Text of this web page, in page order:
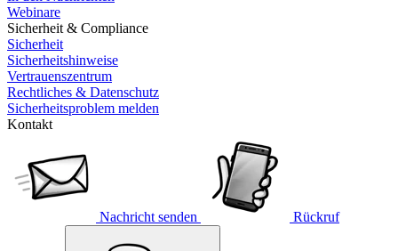
Webinare
Sicherheit & Compliance
Sicherheit
Sicherheitshinweise
Vertrauenszentrum
Rechtliches & Datenschutz
Sicherheitsproblem melden
Kontakt
Nachricht senden Rückruf